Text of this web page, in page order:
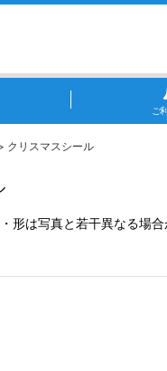
ご
クリスマスシール
形は写真と若干異なる場合